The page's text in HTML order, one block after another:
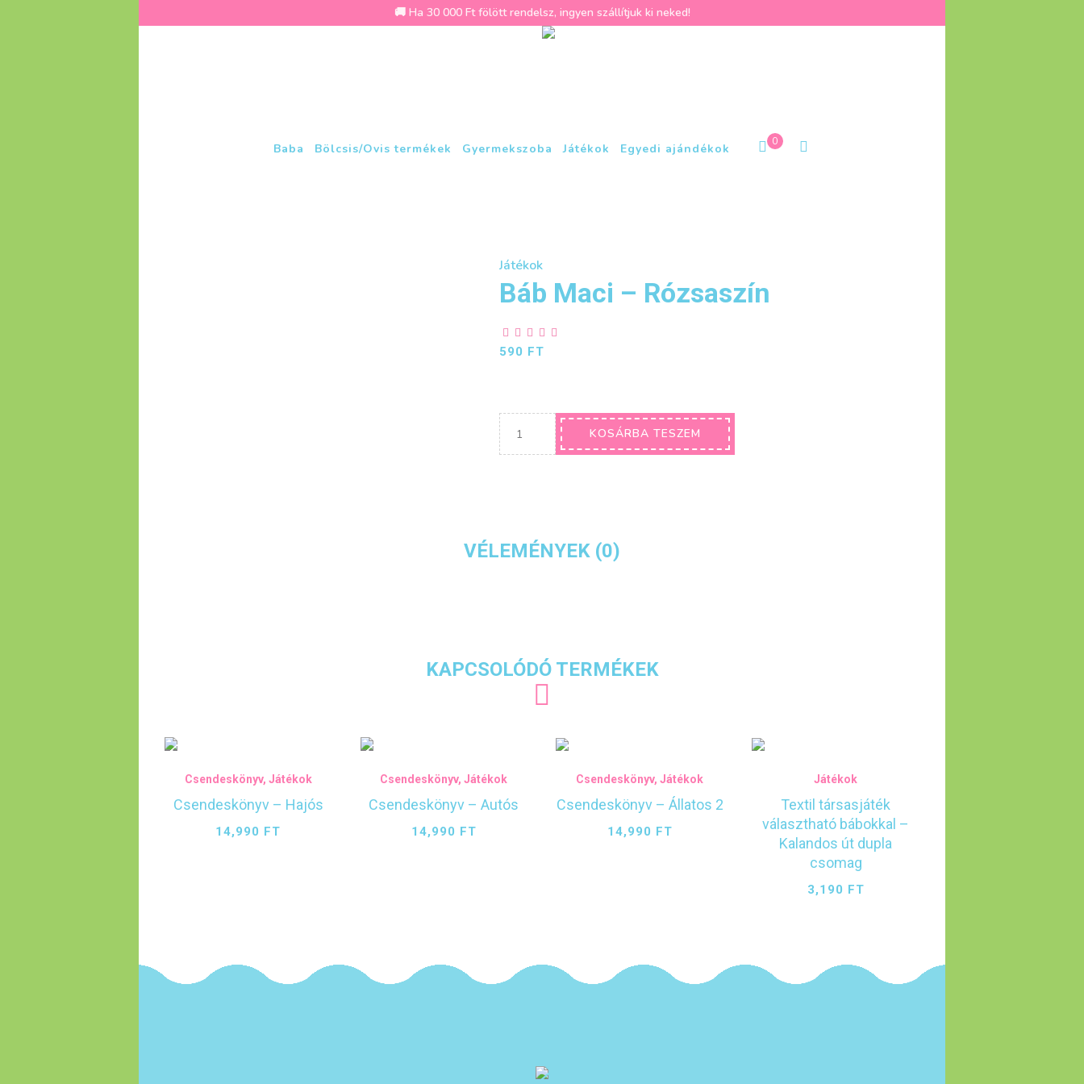
🚚 Ha 30 000 Ft fölött rendelsz, ingyen szállítjuk ki neked!
0
Baba Bölcsis/Ovis termékek Gyermekszoba Játékok Egyedi ajándékok
Játékok
Báb Maci – Rózsaszín
590 FT
KOSÁRBA TESZEM
VÉLEMÉNYEK (0)
KAPCSOLÓDÓ TERMÉKEK
Csendeskönyv, Játékok
Csendeskönyv – Hajós
14,990 FT
Csendeskönyv,Játékok
Csendeskönyv – Autós
14,990 FT
Csendeskönyv,Játékok
Csendeskönyv – Állatos 2
14,990 FT
Játékok
Textil társasjáték
választható bábokkal –
Kalandos út dupla
csomag
3,190 FT